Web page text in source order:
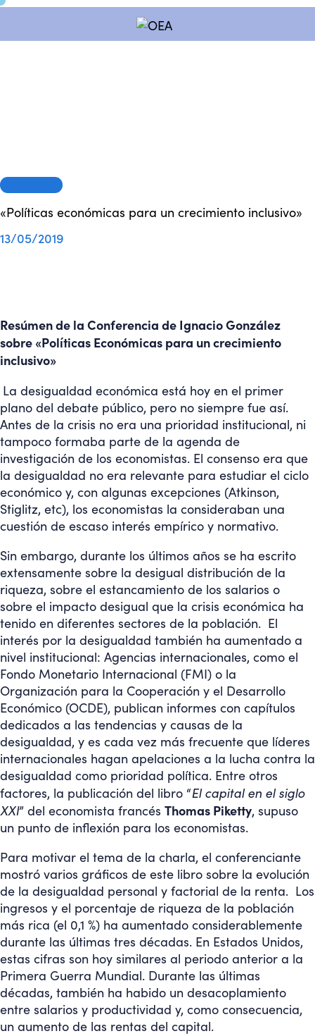
«Políticas económicas para un crecimiento inclusivo»
13/05/2019
Resúmen de la Conferencia de Ignacio González
sobre «Políticas Económicas para un crecimiento
inclusivo»
La desigualdad económica está hoy en el primer
plano del debate público, pero no siempre fue así.
Antes de la crisis no era una prioridad institucional, ni
tampoco formaba parte de la agenda de
investigación de los economistas. El consenso era que
la desigualdad no era relevante para estudiar el ciclo
económico y, con algunas excepciones (Atkinson,
Stiglitz, etc), los economistas la consideraban una
cuestión de escaso interés empírico y normativo.
Sin embargo, durante los últimos años se ha escrito
extensamente sobre la desigual distribución de la
riqueza, sobre el estancamiento de los salarios o
sobre el impacto desigual que la crisis económica ha
tenido en diferentes sectores de la población. El
interés por la desigualdad también ha aumentado a
nivel institucional: Agencias internacionales, como el
Fondo Monetario Internacional (FMI) o la
Organización para la Cooperación y el Desarrollo
Económico (OCDE), publican informes con capítulos
dedicados a las tendencias y causas de la
desigualdad, y es cada vez más frecuente que líderes
internacionales hagan apelaciones a la lucha contra la
desigualdad como prioridad política. Entre otros
factores, la publicación del libro “El capital en el siglo
XXI” del economista francés Thomas Piketty, supuso
un punto de inflexión para los economistas.
Para motivar el tema de la charla, el conferenciante
mostró varios gráficos de este libro sobre la evolución
de la desigualdad personal y factorial de la renta. Los
ingresos y el porcentaje de riqueza de la población
más rica (el 0,1 %) ha aumentado considerablemente
durante las últimas tres décadas. En Estados Unidos,
estas cifras son hoy similares al periodo anterior a la
Primera Guerra Mundial. Durante las últimas
décadas, también ha habido un desacoplamiento
entre salarios y productividad y, como consecuencia,
un aumento de las rentas del capital.